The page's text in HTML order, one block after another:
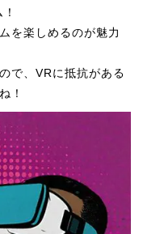
を楽しめるのが魅力
で、VRに抵抗がある
！